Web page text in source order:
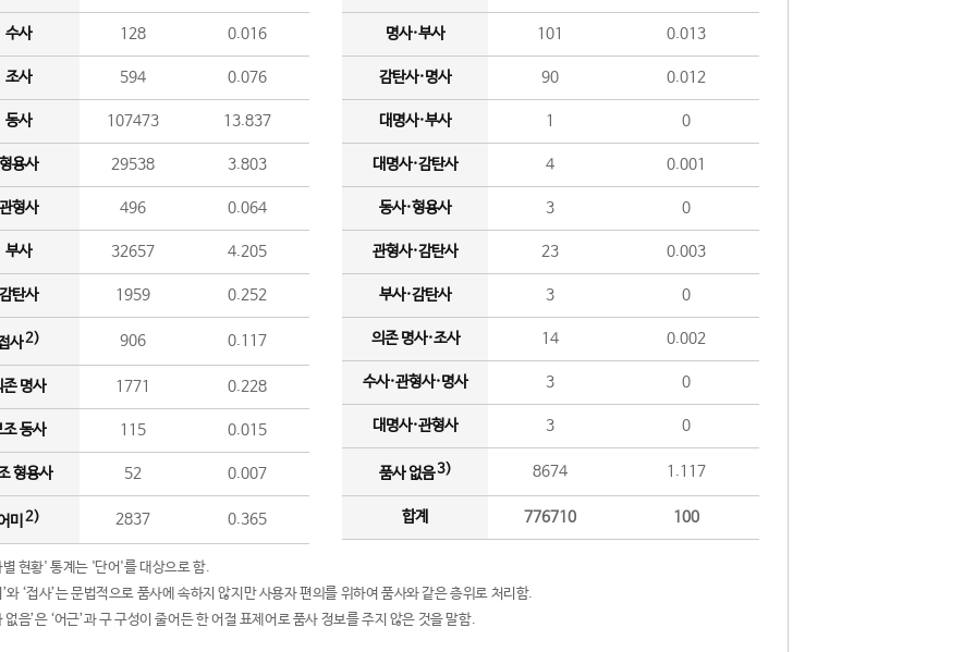
수사 128 0.016
조사 594 0.076
동사 107473 13.837
용사 29538 3.803
형사 496 0.064
부사 32657 4.205
탄사 1959 0.252
사2) 906 0.117
존 명사 1771 0.228
조 동사 115 0.015
형용사 52 0.007
미 2) 2837 0.365
명사·부사 101 0.013
감탄사·명사 90 0.012
대명사·부사 1 0
대명사·감탄사 4 0.001
동사·형용사 3 0
관형사·감탄사 23 0.003
부사·감탄사 3 0
의존 명사·조사 14 0.002
수사·관형사·명사 3 0
대명사·관형사 3 0
품사 없음3) 8674 1.117
합계 776710 100
현황' 통계는 '단어'를 대상으로 함.
와 ‘접사’는 문법적으로 품사에 속하지 않지만 사용자 편의를 위하여 품사와 같은 층위로 처리함.
없음’은 ‘어근’과 구 구성이 줄어든 한 어절 표제어로 품사 정보를 주지 않은 것을 말함.